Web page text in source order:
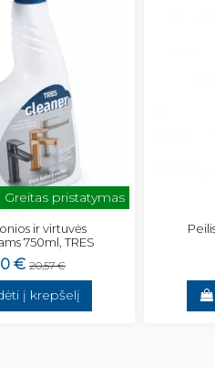
Greitas pristatymas
ir virtuvės
750ml, TRES
€ 20,57 €
į krepšelį